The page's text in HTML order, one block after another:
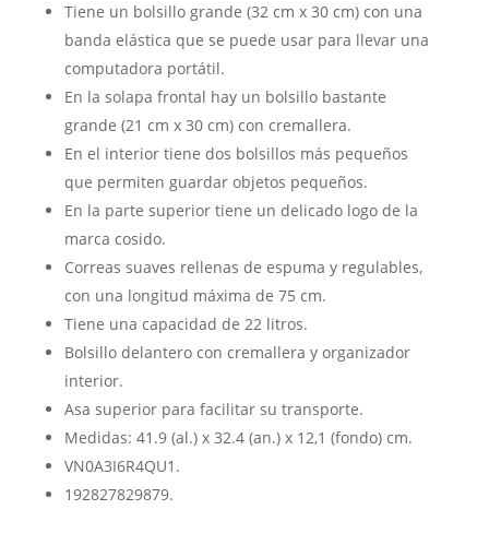
Tiene un bolsillo grande (32 cm x 30 cm) con una
banda elástica que se puede usar para llevar una
computadora portátil.
En la solapa frontal hay un bolsillo bastante
grande (21 cm x 30 cm) con cremallera.
En el interior tiene dos bolsillos más pequeños
que permiten guardar objetos pequeños.
En la parte superior tiene un delicado logo de la
marca cosido.
Correas suaves rellenas de espuma y regulables,
con una longitud máxima de 75 cm.
Tiene una capacidad de 22 litros.
Bolsillo delantero con cremallera y organizador
interior.
Asa superior para facilitar su transporte.
Medidas: 41.9 (al.) x 32.4 (an.) x 12,1 (fondo) cm.
VN0A3I6R4QU1.
192827829879.